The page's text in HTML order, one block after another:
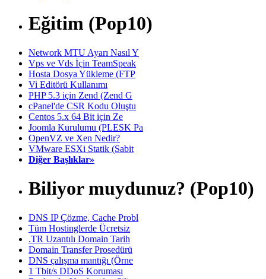
Eğitim (Pop10)
Network MTU Ayarı Nasıl Y
Vps ve Vds İçin TeamSpeak
Hosta Dosya Yükleme (FTP
Vi Editörü Kullanımı
PHP 5.3 için Zend (Zend G
cPanel'de CSR Kodu Oluştu
Centos 5.x 64 Bit için Ze
Joomla Kurulumu (PLESK Pa
OpenVZ ve Xen Nedir?
VMware ESXi Statik (Sabit
Diğer Başlıklar»
Biliyor muydunuz? (Pop10)
DNS IP Çözme, Cache Probl
Tüm Hostinglerde Ücretsiz
.TR Uzantılı Domain Tarih
Domain Transfer Prosedürü
DNS çalışma mantığı (Örne
1 Tbit/s DDoS Koruması